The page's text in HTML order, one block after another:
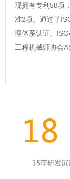
现拥有专利58项
准2项。通过了
理体系认证、
工程机械师协会